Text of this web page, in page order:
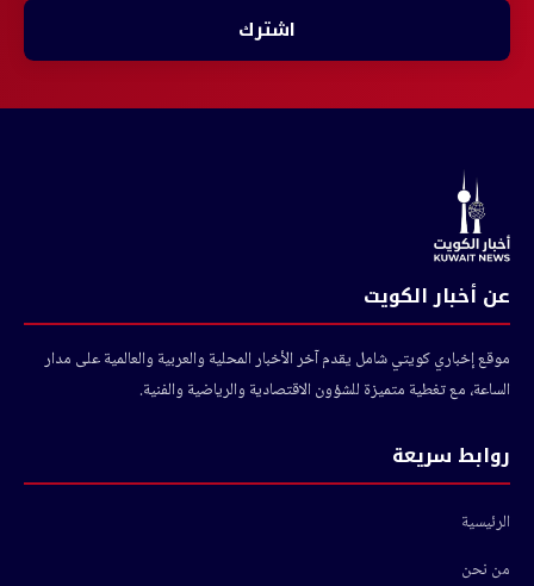
اشترك
عن أخبار الكويت
موقع إخباري كويتي شامل يقدم آخر الأخبار المحلية والعربية والعالمية على مدار
الساعة، مع تغطية متميزة للشؤون الاقتصادية والرياضية والفنية.
روابط سريعة
الرئيسية
من نحن